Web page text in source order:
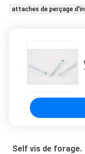
attaches de perçage
Self vis de forage.